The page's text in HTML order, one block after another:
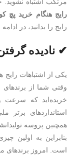
رایج هنگام خرید پچ
رایج را بدانید، در
✔ نادیده
یکی از اشتباهات رایج
وقتی شما از برندهای
خریده‌اید که سرعت و
استانداردهای برتر
همچنین پروسه
بنابراین به اولین
است. امروز برندهای